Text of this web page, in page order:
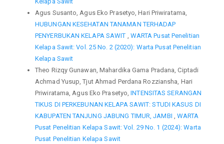
Agus Susanto, Agus Eko Prasetyo, Hari Priwiratama,
HUBUNGAN KESEHATAN TANAMAN TERHADAP
PENYERBUKAN KELAPA SAWIT
WARTA Pusat Penelitian
Kelapa Sawit: Vol. 25 No. 2 (2020): Warta Pusat Penelitian
Kelapa Sawit
Theo Rizqy Gunawan, Mahardika Gama Pradana, Ciptadi
Achmad Yusup, Tjut Ahmad Perdana Rozziansha, Hari
Priwiratama, Agus Eko Prasetyo,INTENSITAS SERANGAN
TIKUS DI PERKEBUNAN KELAPA SAWIT: STUDI KASUS DI
KABUPATEN TANJUNG JABUNG TIMUR, JAMBI
,WARTA
Pusat Penelitian Kelapa Sawit: Vol. 29 No. 1 (2024): Warta
Pusat Penelitian Kelapa Sawit